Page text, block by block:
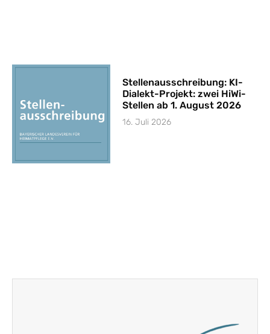
Stellenausschreibung: KI-
Dialekt-Projekt: zwei HiWi-
Stellen ab 1. August 2026
16. Juli 2026